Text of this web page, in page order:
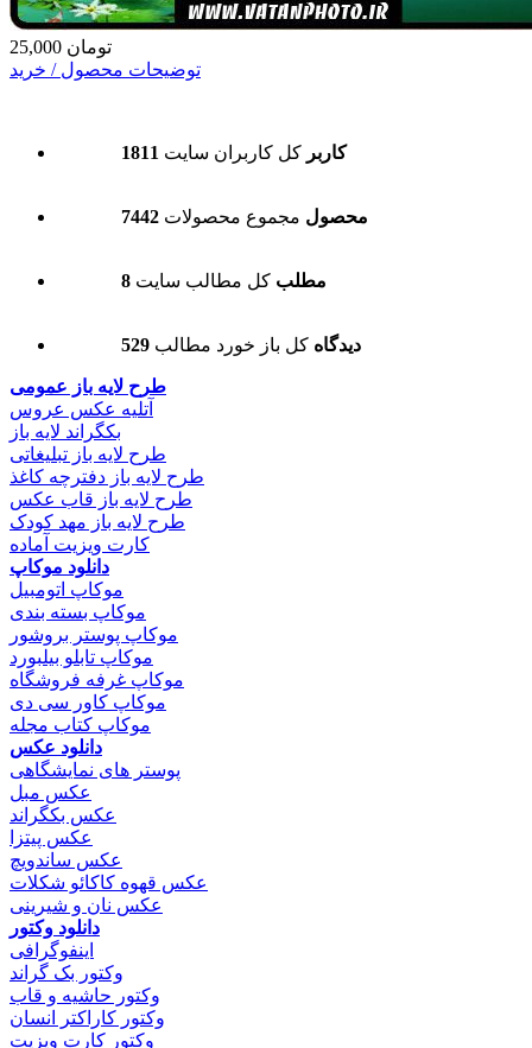
25,000 تومان
توضیحات محصول / خرید
1811 کاربر کل کاربران سایت
7442 محصول مجموع محصولات
8 مطلب کل مطالب سایت
529 دیدگاه کل باز خورد مطالب
طرح لایه باز عمومی
آتلیه عکس عروس
بکگراند لایه باز
طرح لایه باز تبلیغاتی
طرح لایه باز دفترچه کاغذ
طرح لایه باز قاب عکس
طرح لایه باز مهد کودک
کارت ویزیت آماده
دانلود موکاپ
موکاپ اتومبیل
موکاپ بسته بندی
موکاپ پوستر بروشور
موکاپ تابلو بیلبورد
موکاپ غرفه فروشگاه
موکاپ کاور سی دی
موکاپ کتاب مجله
دانلود عکس
پوستر های نمایشگاهی
عکس مبل
عکس بکگراند
عکس پیتزا
عکس ساندویچ
عکس قهوه کاکائو شکلات
عکس نان و شیرینی
دانلود وکتور
اینفوگرافی
وکتور بک گراند
وکتور حاشیه و قاب
وکتور کاراکتر انسان
وکتور کارت ویزیت